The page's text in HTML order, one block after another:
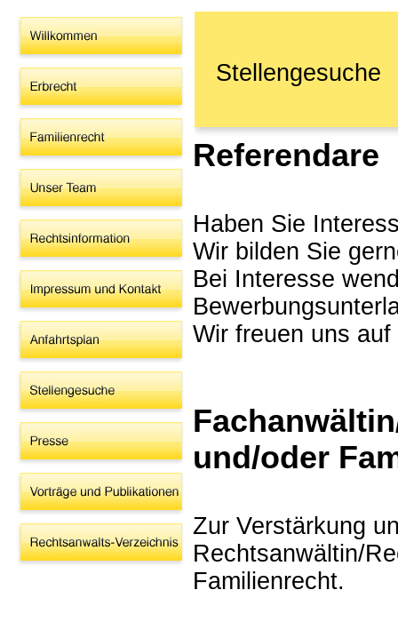
Stellengesuche
Referendare
Haben Sie
Wir bilden Sie
Bei Interesse
Wir freuen uns auf
und/oder
Zur Verstärkung
Rechtsanwältin/
Familienrecht.